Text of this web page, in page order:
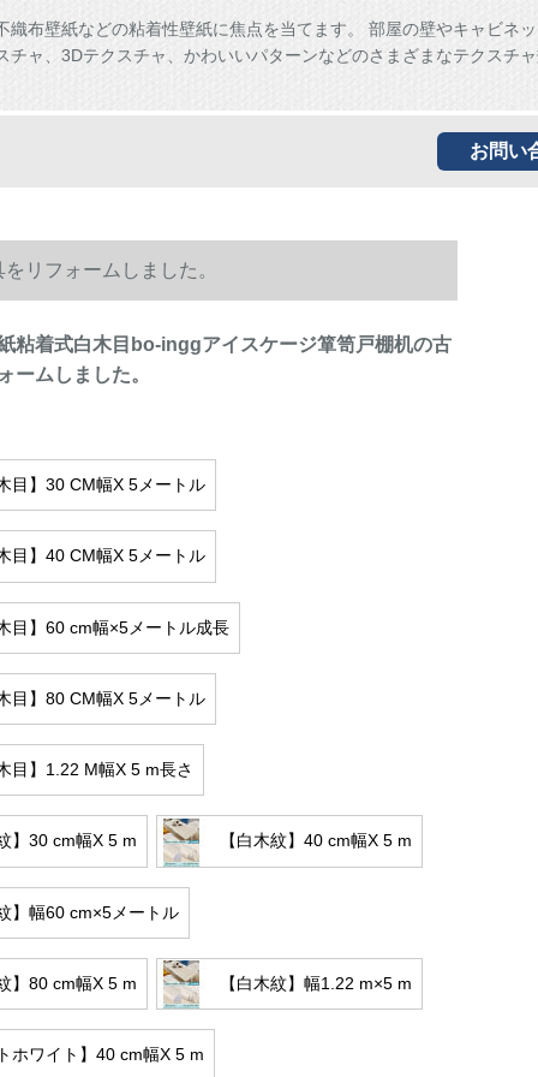
織布壁紙などの粘着性壁紙に焦点を当てます。 部屋の壁やキャビネ
チャ、3Dテクスチャ、かわいいパターンなどのさまざまなテクスチ
お問い
リフォームしました。
粘着式白木目bo-inggアイスケージ箪笥戸棚机の古
ームしました。
目】30 CM幅X 5メートル
目】40 CM幅X 5メートル
目】60 cm幅×5メートル成長
目】80 CM幅X 5メートル
目】1.22 M幅X 5 m長さ
】30 cm幅X 5 m 【白木紋】40 cm幅X 5 m
】幅60 cm×5メートル
】80 cm幅X 5 m 【白木紋】幅1.22 m×5 m
ホワイト】40 cm幅X 5 m